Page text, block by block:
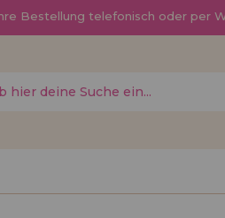
Bestellung telefonisch oder per